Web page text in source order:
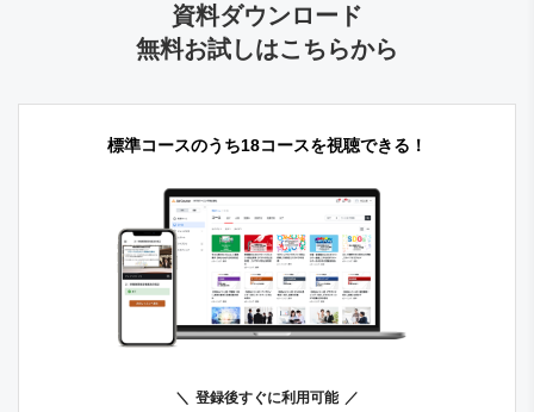
資料ダウンロード
無料お試しはこちらから
標準コースのうち18コースを視聴できる！
登録後すぐに利用可能